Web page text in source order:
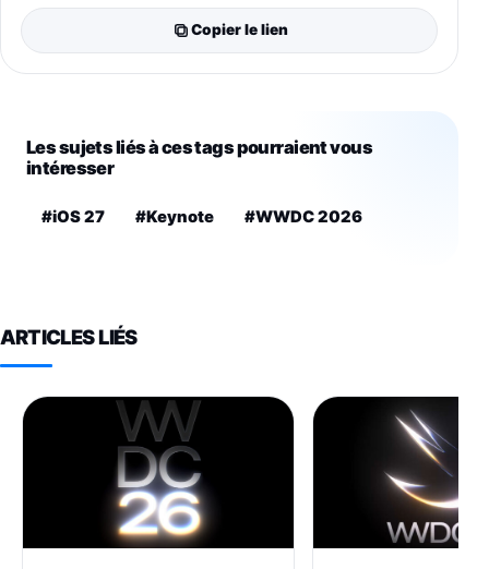
Copier le lien
Les sujets liés à ces tags pourraient vous
intéresser
#iOS 27 #Keynote #WWDC 2026
ARTICLES LIÉS